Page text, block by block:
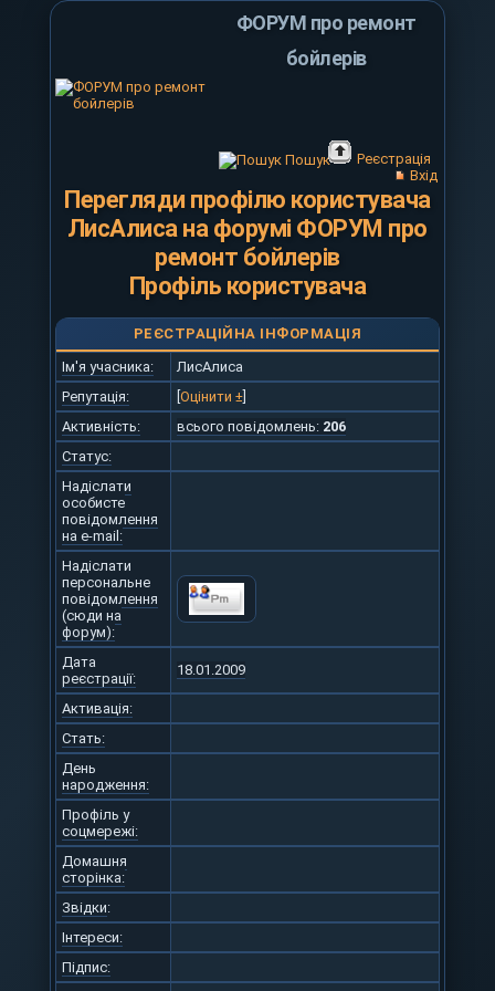
ФОРУМ про ремонт
бойлерів
Пошук
Реєстрація
Вхід
Перегляди профілю користувача
ЛисАлиса на форумі ФОРУМ про
ремонт бойлерів
Профіль користувача
РЕЄСТРАЦІЙНА ІНФОРМАЦІЯ
Ім'я учасника:
ЛисАлиса
Репутація:
Оцінити ±]
Активність:
всього повідомлень: 206
Статус:
Надіслати
особисте
повідомлення
на e-mail:
Надіслати
персональне
повідомлення
(сюди на
форум):
Дата
реєстрації:
18.01.2009
Активація:
Стать:
День
народження:
Профіль у
соцмережі:
Домашня
сторінка:
Звідки:
Інтереси:
Підпис: